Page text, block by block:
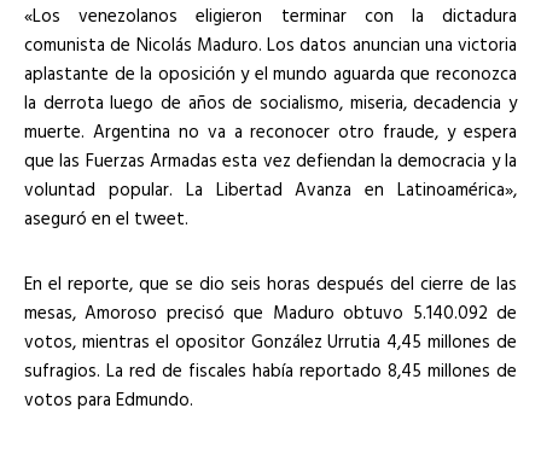
«Los venezolanos eligieron terminar con la dictadura
comunista de Nicolás Maduro. Los datos anuncian una victoria
aplastante de la oposición y el mundo aguarda que reconozca
la derrota luego de años de socialismo, miseria, decadencia y
muerte. Argentina no va a reconocer otro fraude, y espera
que las Fuerzas Armadas esta vez defiendan la democracia y la
voluntad popular. La Libertad Avanza en Latinoamérica»,
aseguró en el tweet.
En el reporte, que se dio seis horas después del cierre de las
mesas, Amoroso precisó que Maduro obtuvo 5.140.092 de
votos, mientras el opositor González Urrutia 4,45 millones de
sufragios. La red de fiscales había reportado 8,45 millones de
votos para Edmundo.